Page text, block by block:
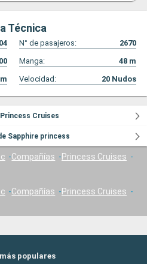
Técnica
N° de pasajeros:
2670
Manga: 48 m
m Velocidad: 20 Nudos
Cruises
Sapphire princess
Compañías
Princess Cruises
Compañías
Princess Cruises
populares